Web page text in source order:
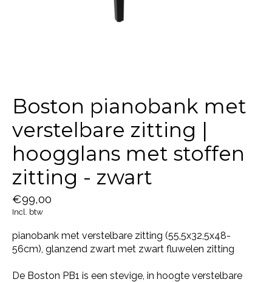
Boston pianobank met
verstelbare zitting |
hoogglans met stoffen
zitting - zwart
€99,00
Incl. btw
pianobank met verstelbare zitting (55,5x32,5x48-
56cm), glanzend zwart met zwart fluwelen zitting
De Boston PB1 is een stevige, in hoogte verstelbare